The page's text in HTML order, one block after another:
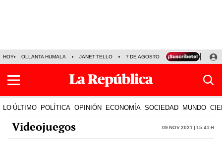
HOY OLLANTA HUMALA JANET TELLO 7 DE AGOSTO TINKA RESULTADOS
LO ÚLTIMO POLÍTICA OPINIÓN ECONOMÍA SOCIEDAD MUNDO
Videojuegos 09 Nov 2021 | 15:41 h